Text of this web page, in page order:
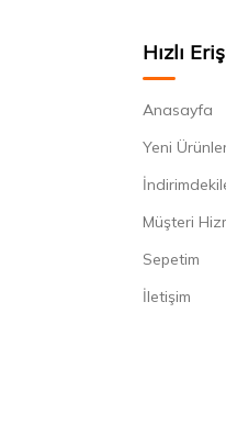
Hızlı
Anasayfa
Yeni
Müşteri
Sepetim
İletişim